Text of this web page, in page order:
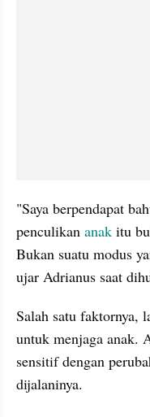
"Saya berpendapat
penculikan anak itu
Bukan suatu modus
ujar Adrianus saat
Salah satu faktornya,
untuk menjaga anak.
sensitif dengan
dijalaninya.